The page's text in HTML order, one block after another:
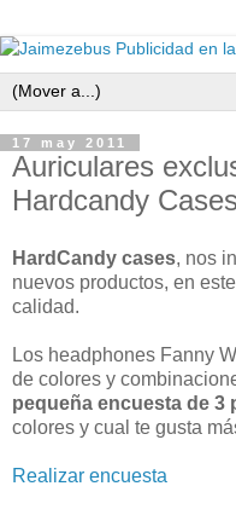
17 may 2011
Auriculares
Hardcandy Cases
HardCandy cases, nos
nuevos productos, en
calidad.
Los headphones Fanny
de colores y
pequeña encuesta de 3
colores y cual te gusta
Realizar encuesta